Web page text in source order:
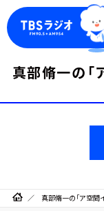
真部脩一の
真部脩一の「ア空